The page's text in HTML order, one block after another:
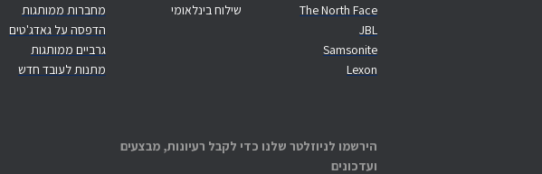
The North Face
JBL
Samsonite
Lexon
שילוח בינלאומי
מחברות ממותגות
הדפסה על גאדג'טים
גרביים ממותגות
מתנות לעובד חדש
הירשמו לניוזלטר שלנו כדי לקבל רעיונות, מבצעים
ועדכונים